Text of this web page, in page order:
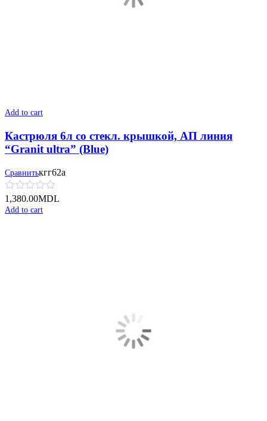
Add to cart
Кастрюля 6л со стекл. крышкой, АП линия
“Granit ultra” (Blue)
Сравнитькгг62а
1,380.00MDL
Add to cart